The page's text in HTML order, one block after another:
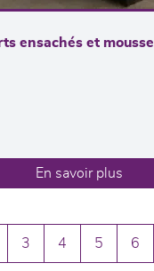
ensachés et mousse
En savoir plus
3 4 5 6